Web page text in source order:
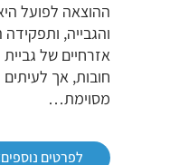
ההוצאה לפועל
והגבייה,
אזרחיים של גביית
חובות, אך
מסוימת…
לפרטים נוספים